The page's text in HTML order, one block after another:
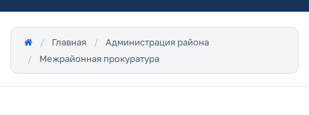
Главная
Администрация района
Межрайонная прокуратура